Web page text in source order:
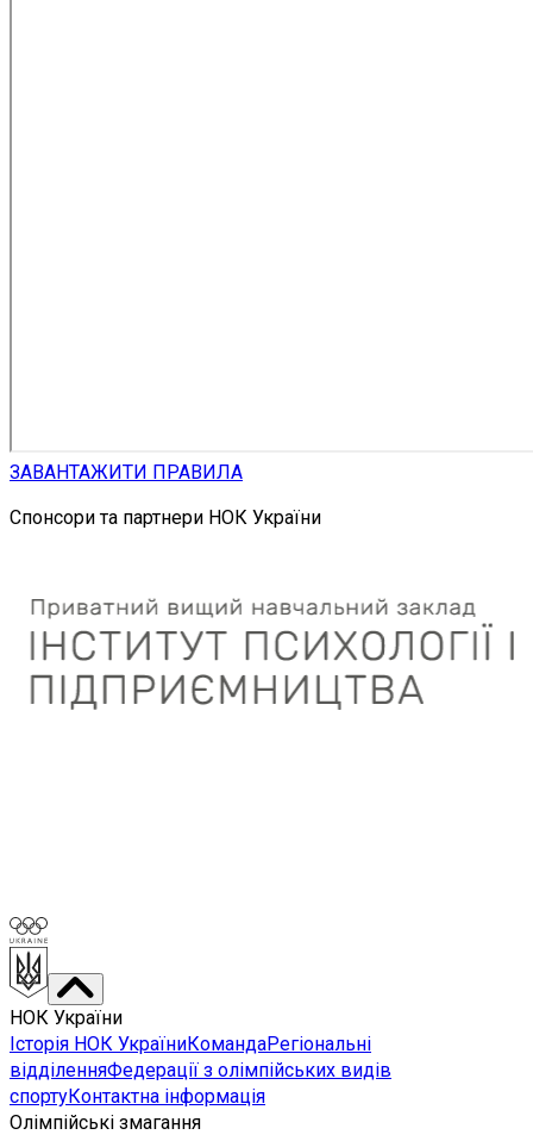
ЗАВАНТАЖИТИ ПРАВИЛА
Спонсори та партнери НОК України
НОК України
Історія НОК УкраїниКомандаРегіональні
відділенняФедерації з олімпійських видів
спортуКонтактна інформація
Олімпійські змагання